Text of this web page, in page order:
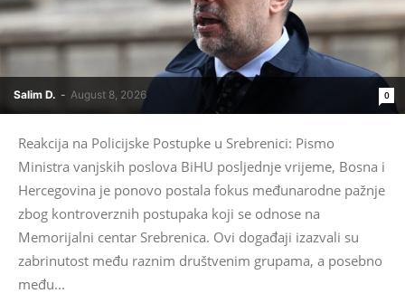
Salim D. - August 8, 2026 0
Reakcija na Policijske Postupke u Srebrenici: Pismo
Ministra vanjskih poslova BiHU posljednje vrijeme, Bosna i
Hercegovina je ponovo postala fokus međunarodne pažnje
zbog kontroverznih postupaka koji se odnose na
Memorijalni centar Srebrenica. Ovi događaji izazvali su
zabrinutost među raznim društvenim grupama, a posebno
među...